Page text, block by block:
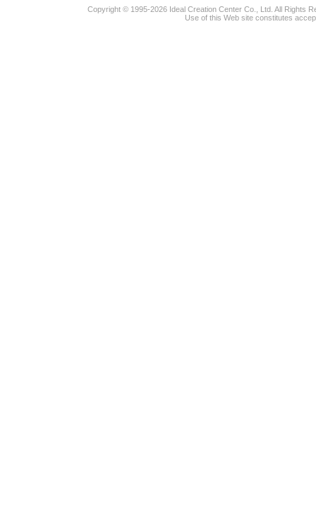
Copyright © 1995-2026 Ideal Creation Center Co., Ltd. All Rights
Use of this Web site constitutes